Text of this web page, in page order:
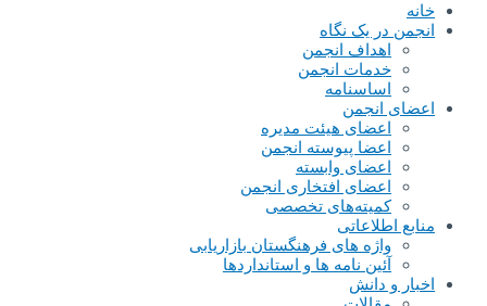
خانه
انجمن در یک نگاه
اهداف انجمن
خدمات انجمن
اساسنامه
اعضای انجمن
اعضای هیئت مدیره
اعضا پیوسته انجمن
اعضای وابسته
اعضای افتخاری انجمن
کمیته‌های تخصصی
منابع اطلاعاتی
واژه های فرهنگستان بازاریابی
آئین نامه ها و استانداردها
اخبار و دانش